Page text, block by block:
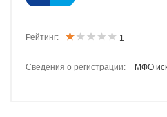
Рейтинг: 1
Сведения о регистрации: МФО